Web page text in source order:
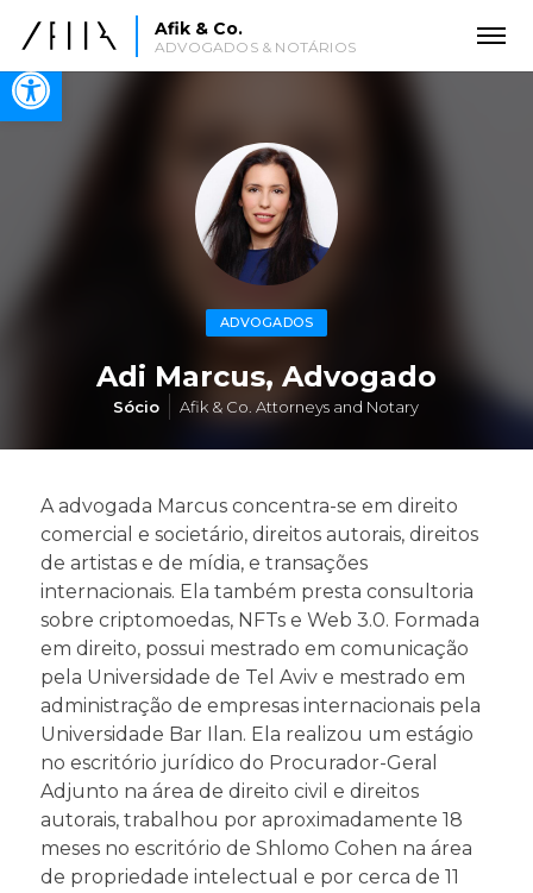
Open toolbar
Afik & Co.
ADVOGADOS & NOTÁRIOS
ADVOGADOS
Adi Marcus, Advogado
Sócio Afik & Co. Attorneys and Notary
A advogada Marcus concentra-se em direito
comercial e societário, direitos autorais, direitos
de artistas e de mídia, e transações
internacionais. Ela também presta consultoria
sobre criptomoedas, NFTs e Web 3.0. Formada
em direito, possui mestrado em comunicação
pela Universidade de Tel Aviv e mestrado em
administração de empresas internacionais pela
Universidade Bar Ilan. Ela realizou um estágio
no escritório jurídico do Procurador-Geral
Adjunto na área de direito civil e direitos
autorais, trabalhou por aproximadamente 18
meses no escritório de Shlomo Cohen na área
de propriedade intelectual e por cerca de 11